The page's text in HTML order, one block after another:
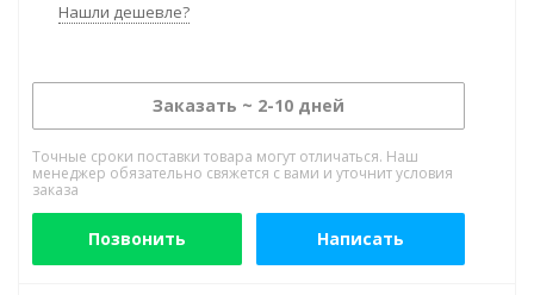
Нашли дешевле?
Заказать ~ 2-10 дней
Точные сроки поставки товара могут отличаться. Наш
менеджер обязательно свяжется с вами и уточнит условия
заказа
Позвонить Написать